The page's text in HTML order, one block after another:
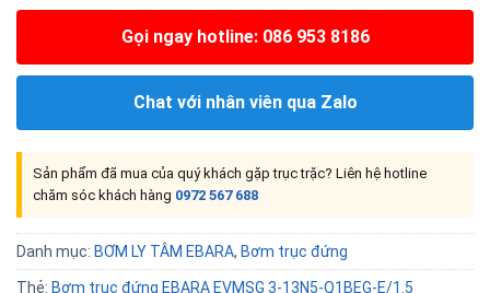
Gọi ngay hotline: 086 953 8186
Chat với nhân viên qua Zalo
Sản phẩm đã mua của quý khách gặp trục trặc? Liên hệ hotline
chăm sóc khách hàng 0972 567 688
Danh mục: BƠM LY TÂM EBARA, Bơm trục đứng
Thẻ: Bơm trục đứng EBARA EVMSG 3-13N5-Q1BEG-E/1.5